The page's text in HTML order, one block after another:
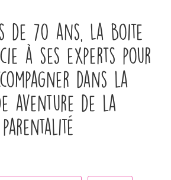
de 70 ans, La Boite
à ses experts pour
dans la
aventure de la
parentalité